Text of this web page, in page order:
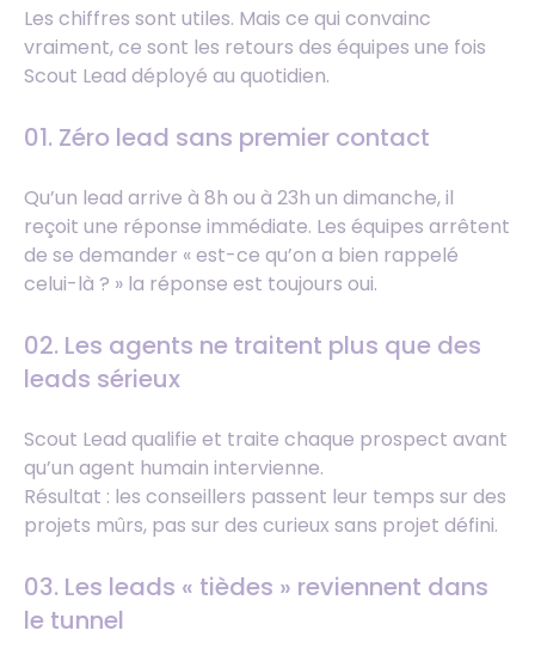
Les chiffres sont utiles. Mais ce qui convainc
vraiment, ce sont les retours des équipes une fois
Scout Lead déployé au quotidien.
01. Zéro lead sans premier contact
Qu’un lead arrive à 8h ou à 23h un dimanche, il
reçoit une réponse immédiate. Les équipes arrêtent
de se demander « est-ce qu’on a bien rappelé
celui-là ? » la réponse est toujours oui.
02. Les agents ne traitent plus que des
leads sérieux
Scout Lead qualifie et traite chaque prospect avant
qu’un agent humain intervienne.
Résultat : les conseillers passent leur temps sur des
projets mûrs, pas sur des curieux sans projet défini.
03. Les leads « tièdes » reviennent dans
le tunnel